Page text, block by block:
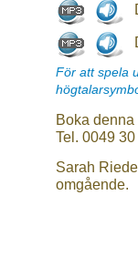
För att spela
Boka
Tel. 0049
Sarah
omgående.